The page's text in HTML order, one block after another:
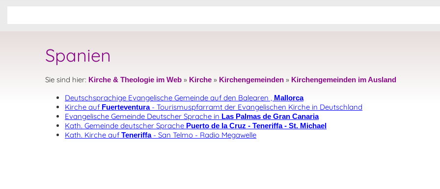
Spanien
Sie sind hier: Kirche & Theologie im Web » Kirche » Kirchengemeinden » Kirchengemeinden im Ausland
Deutschsprachige Evangelische Gemeinde auf den Balearen , Mallorca
Kirche auf Fuerteventura - Tourismuspfarramt der Evangelischen Kirche in Deutschland
Evangelische Gemeinde Deutscher Sprache in Las Palmas de Gran Canaria
Kath. Gemeinde deutscher Sprache Puerto de la Cruz - Teneriffa - St. Michael
Kath. Kirche auf Teneriffa- San Telmo - Radio Megawelle